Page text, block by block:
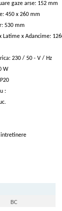
gaze arse: 152 mm
450 x 260 mm
530 mm
x Adancime:
230 / 50 - V / Hz
W
:
BC